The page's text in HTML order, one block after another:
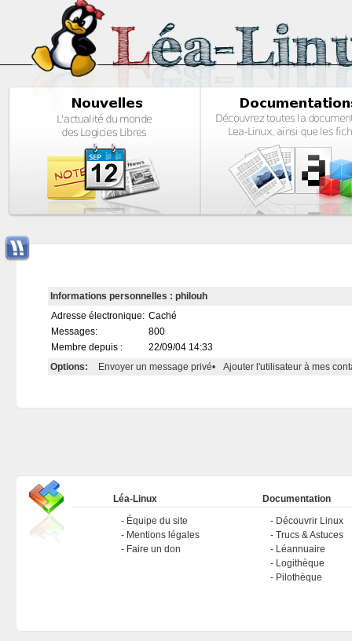
Informations personnelles : philouh
Adresse électronique: Caché
Messages:
800
Membre depuis :
22/09/04 14:33
Options:
Envoyer un message privé• Ajouter l'utilisateur à mes
Léa-Linux
Équipe du site
Mentions légales
Faire un don
Documentation
Découvrir Linux
Trucs & Astuces
Léannuaire
Logithèque
Pilothèque